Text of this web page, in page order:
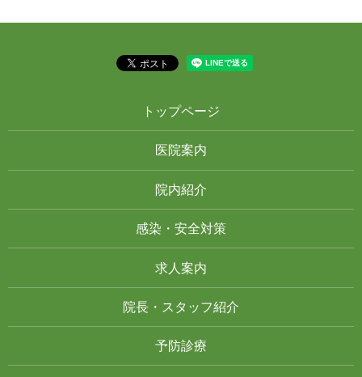
トップページ
医院案内
院内紹介
感染・安全対策
求人案内
院長・スタッフ紹介
予防診療